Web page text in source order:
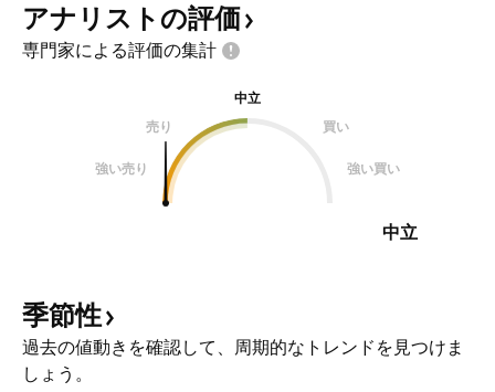
アナリストの評価
専門家による評価の集計
中立
売り
買い
強い売り 強い買い
中立
季節性
過去の値動きを確認して、周期的なトレンドを見つけま
しょう。